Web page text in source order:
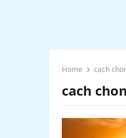
Home cach
cach